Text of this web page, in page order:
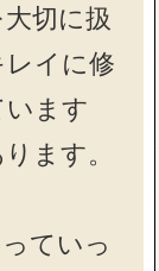
切に扱
イに修
ます
ます。
ていっ